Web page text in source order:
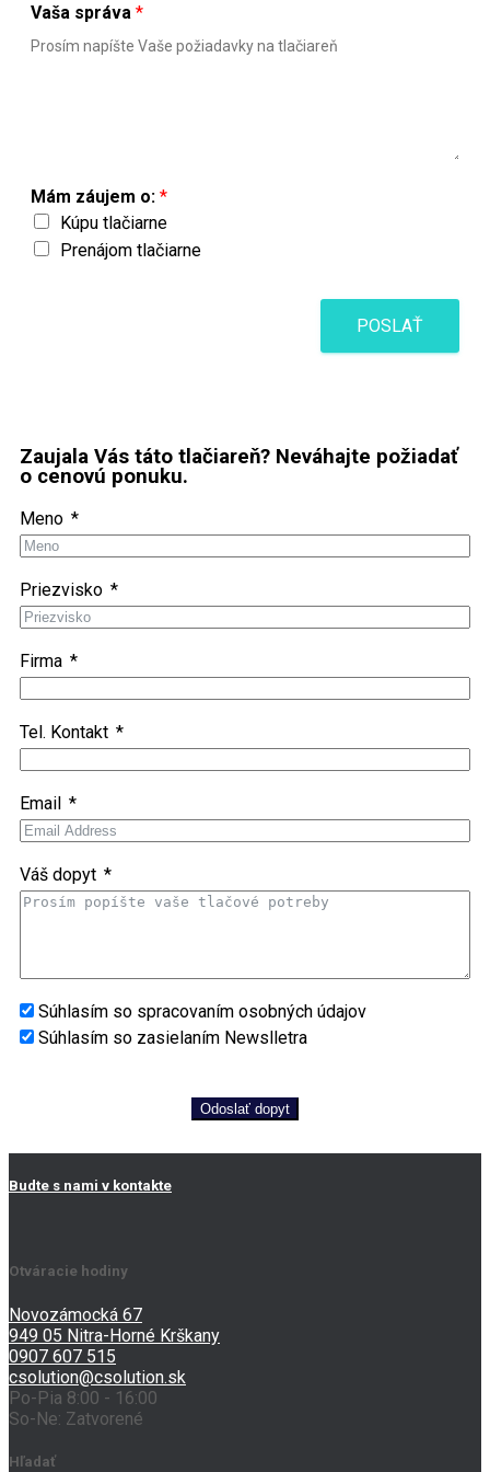
Vaša správa *
Mám záujem o: *
Kúpu tlačiarne
Prenájom tlačiarne
POSLAŤ
Zaujala Vás táto tlačiareň? Neváhajte požiadať
o cenovú ponuku.
Meno
Priezvisko
Firma
Tel. Kontakt
Email
Váš dopyt
Súhlasím so spracovaním osobných údajov
Súhlasím so zasielaním Newslletra
Odoslať dopyt
Budte s nami v kontakte
Otváracie hodiny
Novozámocká 67
949 05 Nitra-Horné Krškany
0907 607 515
csolution@csolution.sk
Po-Pia 8:00 - 16:00
So-Ne: Zatvorené
Hľadať